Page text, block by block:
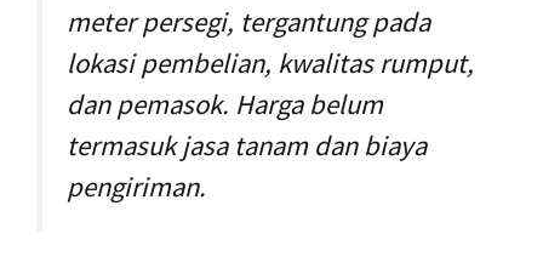
meter persegi, tergantung pada
lokasi pembelian, kwalitas rumput,
dan pemasok. Harga belum
termasuk jasa tanam dan biaya
pengiriman.